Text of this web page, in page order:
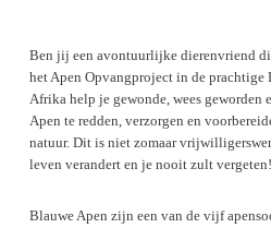
Ben jij een avontuurlijke dierenvriend
het Apen Opvangproject in de
Afrika help je gewonde, wees geworden
Apen te redden, verzorgen en
natuur. Dit is niet zomaar
leven verandert en je nooit zult vergeten!
Blauwe Apen zijn een van de vijf